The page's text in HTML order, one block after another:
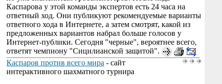
Каспарова у этой команды экспертов есть 24 часа на
ответный ход. Они публикуют рекомендуемые варианты
ответного хода в Интернете, а затем смотрят, какой из
предложенных вариантов набрал больше голосов у
Интернет-публики. Сегодня "черные", вероятнее всего,
ответят чемпиону "Сицилианской защитой".
Каспаров против всего мира - сайт
интерактивного шахматного турнира